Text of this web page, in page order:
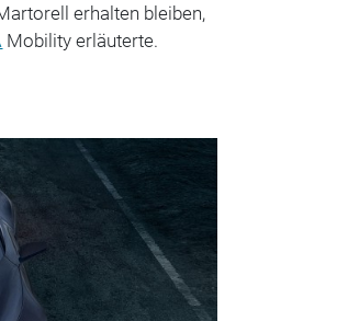
erhalten bleiben,
Mobility erläuterte.